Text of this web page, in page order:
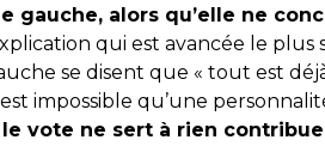
gauche, alors qu’elle ne
qui est avancée le
se disent que « tout est
impossible qu’une
le vote ne sert à rien